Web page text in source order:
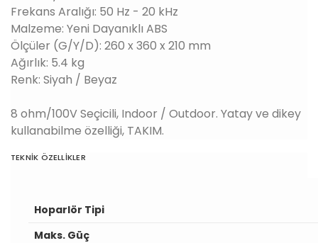
Frekans Aralığı: 50 Hz - 20 kHz
Malzeme: Yeni Dayanıklı ABS
Ölçüler (G/Y/D): 260 x 360 x 210 mm
Ağırlık: 5.4 kg
Renk: Siyah / Beyaz
8 ohm/100V Seçicili, Indoor / Outdoor. Yatay ve dikey
kullanabilme özelliği, TAKIM.
TEKNİK ÖZELLİKLER
Hoparlör Tipi
Maks. Güç